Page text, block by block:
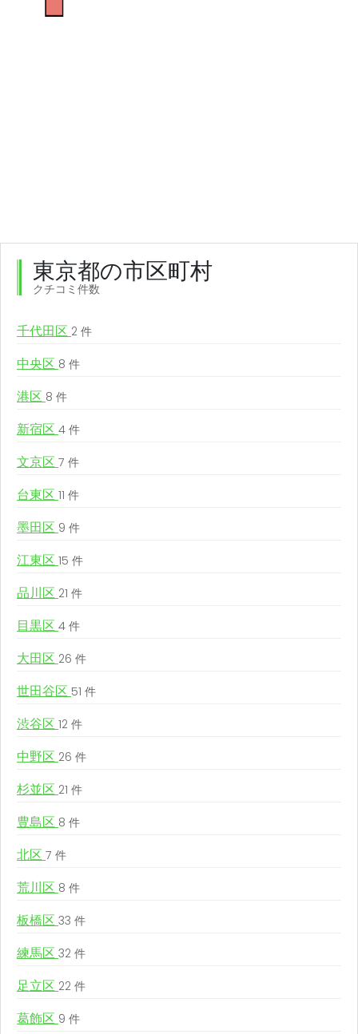
東京都の市区町村
クチコミ件数
千代田区 2 件
中央区 8 件
港区 8 件
新宿区 4 件
文京区 7 件
台東区 11 件
墨田区 9 件
江東区 15 件
品川区 21 件
目黒区 4 件
大田区 26 件
世田谷区 51 件
渋谷区 12 件
中野区 26 件
杉並区 21 件
豊島区 8 件
北区 7 件
荒川区 8 件
板橋区 33 件
練馬区 32 件
足立区 22 件
葛飾区 9 件